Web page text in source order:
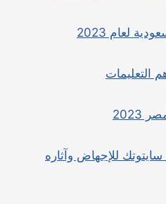
لعام 2023
التعليمات
للإجهاض وآثاره